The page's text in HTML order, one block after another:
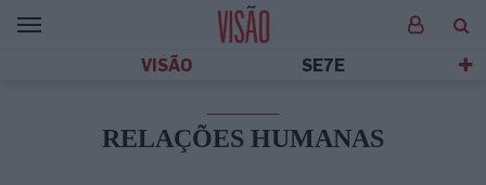
VISÃO SE7E
RELAÇÕES HUMANAS